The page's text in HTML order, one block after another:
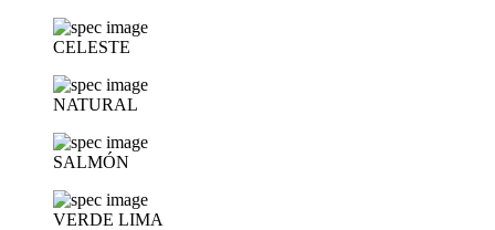
CELESTE
NATURAL
SALMÓN
VERDE LIMA